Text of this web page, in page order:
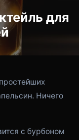
для
Ничего
с бурбоном